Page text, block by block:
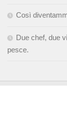
Così
Due chef, due
pesce.